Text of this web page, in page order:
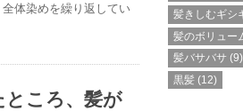
体染めを繰り返してい
ところ、髪が
髪きしむギシ
髪のボリュー
髪バサバサ (9)
黒髪 (12)